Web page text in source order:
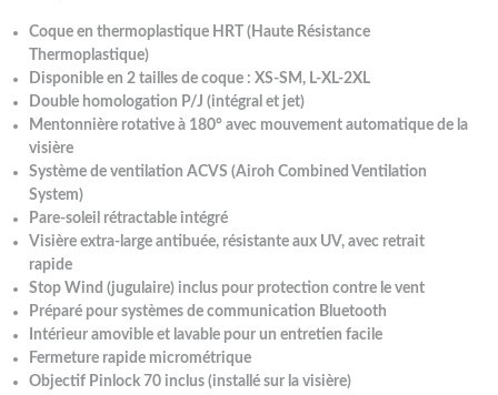
Coque en thermoplastique HRT (Haute Résistance
Thermoplastique)
Disponible en 2 tailles de coque : XS-SM, L-XL-2XL
Double homologation P/J (intégral et jet)
Mentonnière rotative à 180° avec mouvement automatique de la
visière
Système de ventilation ACVS (Airoh Combined Ventilation
System)
Pare-soleil rétractable intégré
Visière extra-large antibuée, résistante aux UV, avec retrait
rapide
Stop Wind (jugulaire) inclus pour protection contre le vent
Préparé pour systèmes de communication Bluetooth
Intérieur amovible et lavable pour un entretien facile
Fermeture rapide micrométrique
Objectif Pinlock 70 inclus (installé sur la visière)